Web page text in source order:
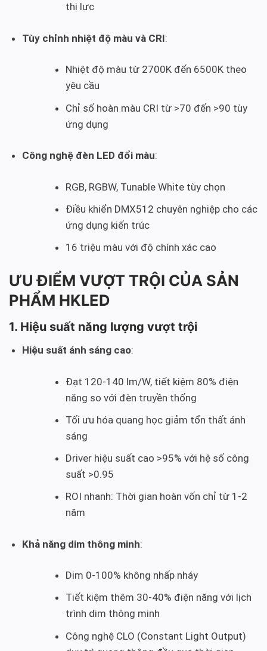
thị lực
Tùy chỉnh nhiệt độ màu và CRI:
Nhiệt độ màu từ 2700K đến 6500K theo
yêu cầu
Chỉ số hoàn màu CRI từ >70 đến >90 tùy
ứng dụng
Công nghệ đèn LED đổi màu:
RGB, RGBW, Tunable White tùy chọn
Điều khiển DMX512 chuyên nghiệp cho các
ứng dụng kiến trúc
16 triệu màu với độ chính xác cao
ƯU ĐIỂM VƯỢT TRỘI CỦA SẢN
PHẨM HKLED
1. Hiệu suất năng lượng vượt trội
Hiệu suất ánh sáng cao:
Đạt 120-140 lm/W, tiết kiệm 80% điện
năng so với đèn truyền thống
Tối ưu hóa quang học giảm tổn thất ánh
sáng
Driver hiệu suất cao >95% với hệ số công
suất >0.95
ROI nhanh: Thời gian hoàn vốn chỉ từ 1-2
năm
Khả năng dim thông minh:
Dim 0-100% không nhấp nháy
Tiết kiệm thêm 30-40% điện năng với lịch
trình dim thông minh
Công nghệ CLO (Constant Light Output)